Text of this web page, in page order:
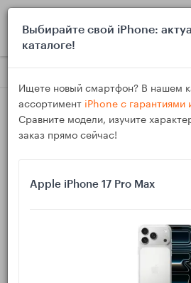
Блог Выбор и покупка
10
Игровой iPhone 2025:
17 Pro — температура, FPS и
Выбирайте свой iPhone:
каталоге!
Ищете новый смартфон? В нашем
ассортимент iPhone с
Сравните модели, изучите
заказ прямо сейчас!
Apple iPhone 17 Pro Max